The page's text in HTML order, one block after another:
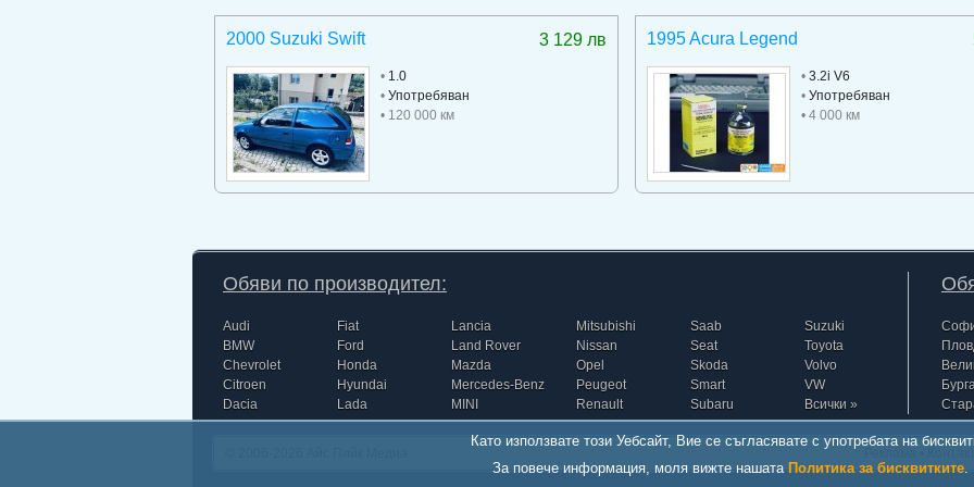
3 129 лв
2000 Suzuki Swift
• 1.0
• Употребяван
• 120 000 км
1995 Acura Legend
•3.2i V6
•Употребяван
• 4 000 км
Обяви по производител:
Audi
BMW
Chevrolet
Citroen
Dacia
Fiat
Ford
Honda
Hyundai
Lada
Lancia
Land Rover
Mazda
Mercedes-Benz
MINI
Mitsubishi
Nissan
Opel
Peugeot
Renault
Saab
Seat
Skoda
Smart
Subaru
Suzuki
Toyota
Volvo
VW
Всички »
Като използвате този Уебсайт, Вие се съгласявате с употребата на
За повече информация, моля вижте нашата Политика за бисквитките.